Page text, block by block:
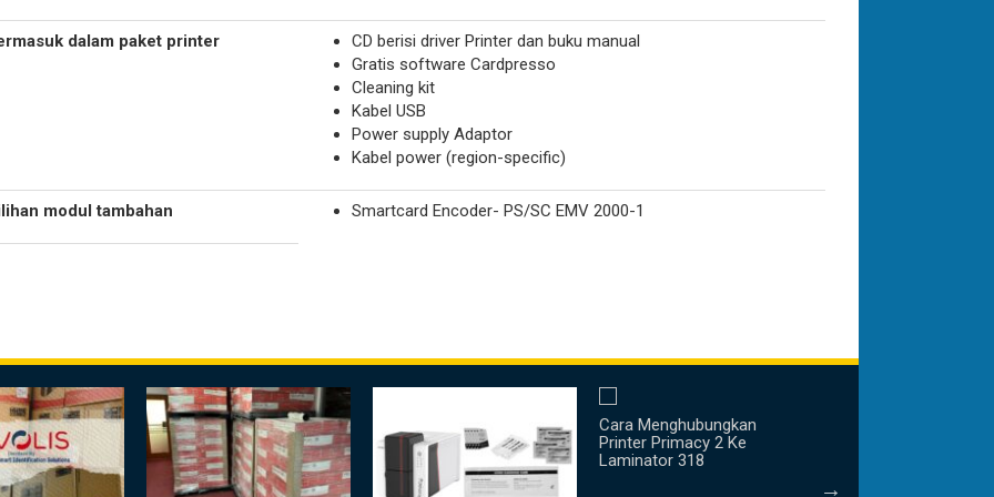
dalam paket printer
CD berisi driver Printer dan buku manual
Gratis software Cardpresso
Cleaning kit
Kabel USB
Power supply Adaptor
Kabel power (region-specific)
modul tambahan Smartcard Encoder- PS/SC EMV 2000-1
Cara Menghubungkan
Printer Primacy 2 Ke
Laminator 318